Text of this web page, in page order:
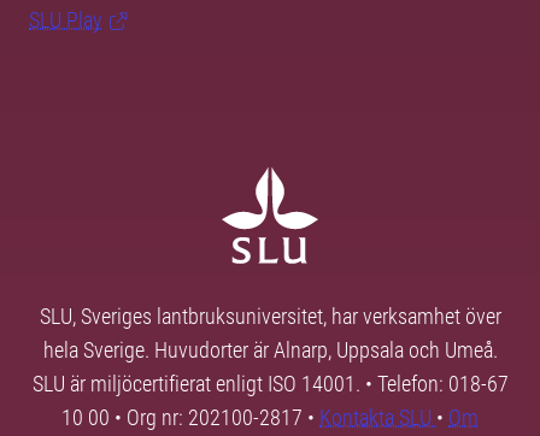
SLU Play
SLU, Sveriges lantbruksuniversitet, har verksamhet över
hela Sverige. Huvudorter är Alnarp, Uppsala och Umeå.
SLU är miljöcertifierat enligt ISO 14001. • Telefon: 018-67
10 00 • Org nr: 202100-2817 • Kontakta SLU • Om